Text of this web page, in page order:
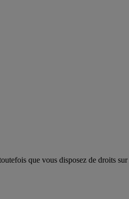
que vous disposez de droits sur